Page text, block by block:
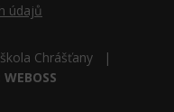
údajů
Chrášťany |
WEBOSS